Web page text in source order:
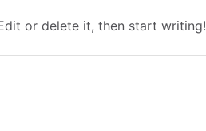
or delete it, then start writing!